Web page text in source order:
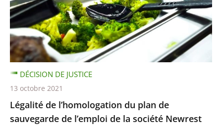
Légalité de l’homologation du plan de
sauvegarde de l’emploi de la société Newrest
DÉCISION DE JUSTICE
13 octobre 2021